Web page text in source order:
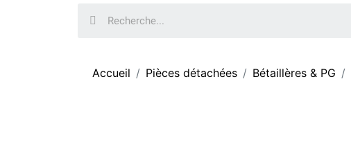
Accueil Pièces détachées Bétaillères & PG